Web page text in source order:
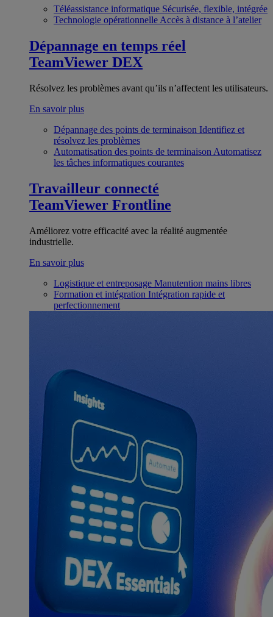
Téléassistance informatique Sécurisée, flexible, intégrée
Technologie opérationnelle Accès à distance à l’atelier
Dépannage en temps réel
TeamViewer DEX
Résolvez les problèmes avant qu’ils n’affectent les utilisateurs.
En savoir plus
Dépannage des points de terminaison Identifiez et
résolvez les problèmes
Automatisation des points de terminaison Automatisez
les tâches informatiques courantes
Travailleur connecté
TeamViewer Frontline
Améliorez votre efficacité avec la réalité augmentée
industrielle.
En savoir plus
Logistique et entreposage Manutention mains libres
Formation et intégration Intégration rapide et
perfectionnement